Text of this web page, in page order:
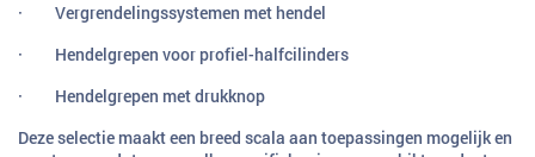
· Vergrendelingssystemen met hendel
· Hendelgrepen voor profiel-halfcilinders
· Hendelgrepen met drukknop
Deze selectie maakt een breed scala aan toepassingen mogelijk en